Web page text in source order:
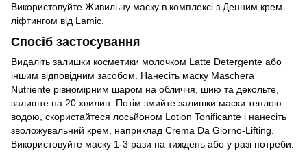
Використовуйте Живильну маску в комплексі з Денним крем-
ліфтингом від Lamic.
Спосіб застосування
Видаліть залишки косметики молочком Latte Detergente або
іншим відповідним засобом. Нанесіть маску Maschera
Nutriente рівномірним шаром на обличчя, шию та декольте,
залиште на 20 хвилин. Потім змийте залишки маски теплою
водою, скористайтеся лосьйоном Lotion Tonificante і нанесіть
зволожувальний крем, наприклад Crema Da Giorno-Lifting.
Використовуйте маску 1-3 рази на тиждень або у разі потреби.